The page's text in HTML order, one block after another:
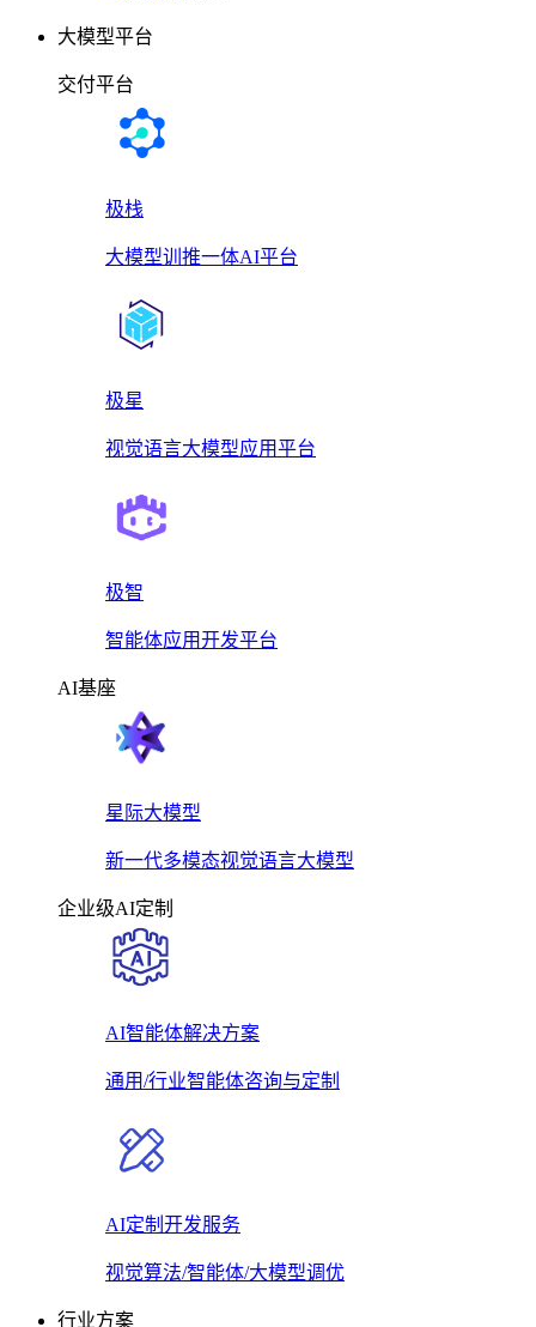
大模型平台
交付平台
极栈
大模型训推一体AI平台
极星
视觉语言大模型应用平台
极智
智能体应用开发平台
AI基座
星际大模型
新一代多模态视觉语言大模型
企业级AI定制
AI智能体解决方案
通用/行业智能体咨询与定制
AI定制开发服务
视觉算法/智能体/大模型调优
行业方案